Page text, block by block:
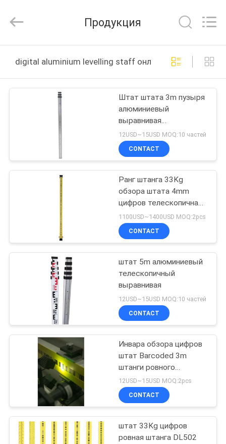
ПРОДУКТЫ
ПУТЕШЕСТВИЕ
ФАБРИКИ
ПРОВЕРКА
КАЧЕСТВА
СВЯЖИТЕСЬ
СПРОСИТЕ
ЦИТАТУ
КАРТА
САЙТА
PRIVACY
POLICY
Instrument
Co.,Ltd.
Reserved.
Продукция
digital aluminium levelling staff онлайн производство
Штат штата 3m пузыря
алюминиевый
выравнивая
телескопичный
измеряя
12USD~15USD MOQ:10 частей
CONTACT
Ранг штанга 33Kg
обзора штата 4mm
цифров телескопичная
выравнивая желтая
1100USD~1400USD MOQ:2pcs
CONTACT
штат 5m алюминиевый
телескопичный
выравнивая
12USD~15USD MOQ:10 частей
CONTACT
Инвара обзора цифров
штат Barcoded 3m
штанги ровного
телескопичный
выравнивая
12USD~15USD MOQ:2pcs
CONTACT
штат 33Kg цифров
ровная штанга DL502